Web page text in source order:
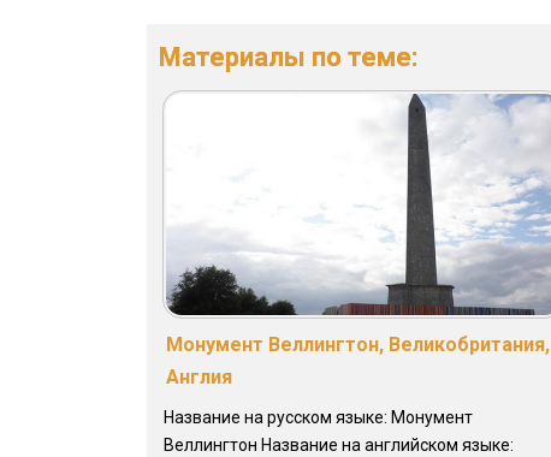
Материалы по теме:
Монумент Веллингтон, Великобритания,
Англия
Название на русском языке: Монумент
Веллингтон Название на английском языке: